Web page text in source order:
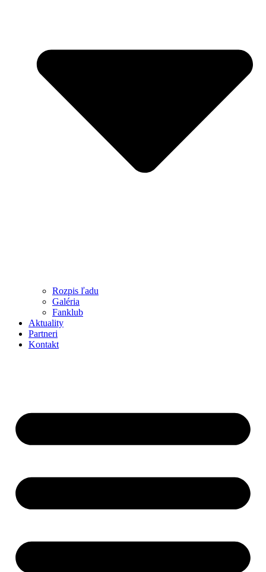
Rozpis ľadu
Galéria
Fanklub
Aktuality
Partneri
Kontakt